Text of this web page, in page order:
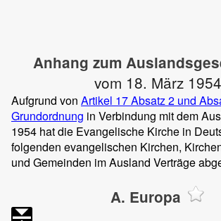
Anhang zum
vom 18. März 1954
Aufgrund von Artikel 17 Absatz 2 und
Grundordnung in Verbindung mit dem
1954 hat die Evangelische Kirche in
folgenden evangelischen Kirchen,
und Gemeinden im Ausland Verträge
A. Europa